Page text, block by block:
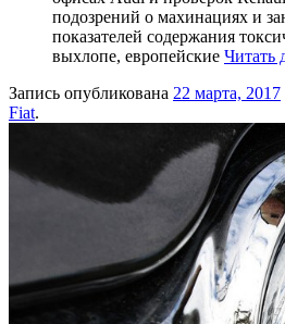
подозрений о махинациях и
показателей содержания
выхлопе, европейские Читать
Запись опубликована 22 марта, 2017
Fiat.